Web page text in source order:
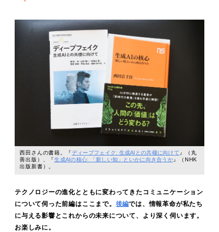
西田さんの書籍。『ディープフェイク: 生成AIとの共棲に向けて』（丸
善出版）、『生成AIの核心: 「新しい知」といかに向き合うか』（NHK
出版新書）。
テクノロジーの進化とともに変わってきたコミュニケーション
について伺った前編はここまで。 後編では、情報革命が私たち
に与える影響とこれからの未来について、より深く伺います。
お楽しみに。